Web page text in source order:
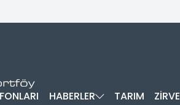
HABERLER TARIM ZİRVE